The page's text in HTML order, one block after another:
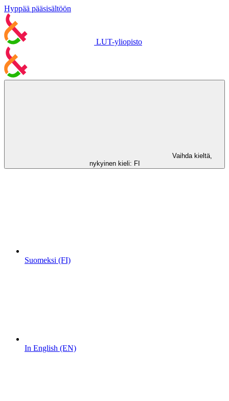
Hyppää pääsisältöön
LUT-yliopisto
Vaihda kieltä,
nykyinen kieli: FI
Suomeksi (FI)
In English (EN)